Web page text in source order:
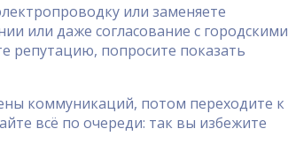
или заменяете
или даже согласование с городскими
репутацию, попросите показать
коммуникаций, потом переходите к
всё по очереди: так вы избежите